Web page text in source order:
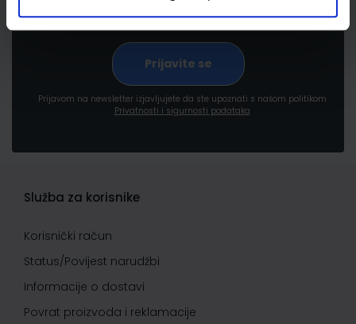
Prijavom na newsletter izjavljujete da ste upoznati s našom politikom
Privatnosti i sigurnosti podataka
Služba za korisnike
Korisnički račun
Status/Povijest narudžbi
Informacije o dostavi
Povrat proizvoda i reklamacije